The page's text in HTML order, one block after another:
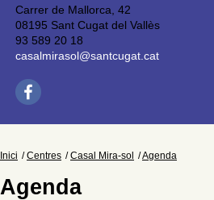
Carrer de Mallorca, 42
08195 Sant Cugat del Vallès
93 589 20 18
casalmirasol@santcugat.cat
Inici Centres Casal Mira-sol Agenda
Agenda